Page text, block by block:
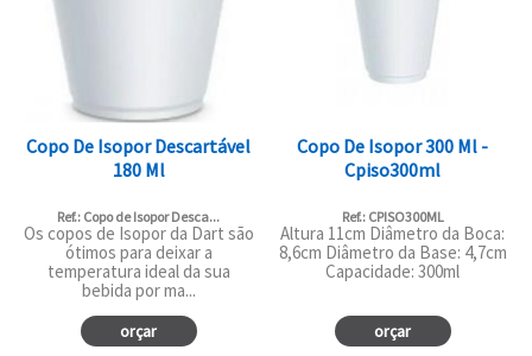
Copo De Isopor Descartável
180 Ml
Ref.: Copo de Isopor Desca...
Os copos de Isopor da Dart são
ótimos para deixar a
temperatura ideal da sua
bebida por ma...
orçar
Copo De Isopor 300 Ml -
Cpiso300ml
Ref.: CPISO300ML
Altura 11cm Diâmetro da Boca:
8,6cm Diâmetro da Base: 4,7cm
Capacidade: 300ml
orçar